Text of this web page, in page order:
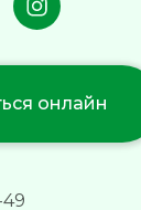
онлайн